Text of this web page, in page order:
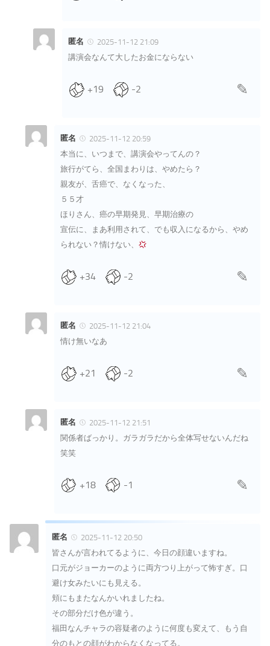
匿名
2025-11-12 21:09
講演会なんて大したお金にならない
+19 -2
匿名
2025-11-12 20:59
本当に、いつまで、講演会やってんの？
旅行がてら、全国まわりは、やめたら？
親友が、舌癌で、なくなった、
５５才
ほりさん、癌の早期発見、早期治療の
宣伝に、まあ利用されて、でも収入になるから、やめ
られない？情けない、
+34 -2
匿名
2025-11-12 21:04
情け無いなあ
+21 -2
匿名
2025-11-12 21:51
関係者ばっかり。ガラガラだから全体写せないんだね
笑笑
+18 -1
匿名
2025-11-12 20:50
皆さんが言われてるように、今日の顔違いますね。
口元がジョーカーのように両方つり上がって怖すぎ。口
避け女みたいにも見える。
頬にもまたなんかいれましたね。
その部分だけ色が違う。
福田なんチャラの容疑者のように何度も変えて、もう自
分のもとの顔がわからなくなってる。